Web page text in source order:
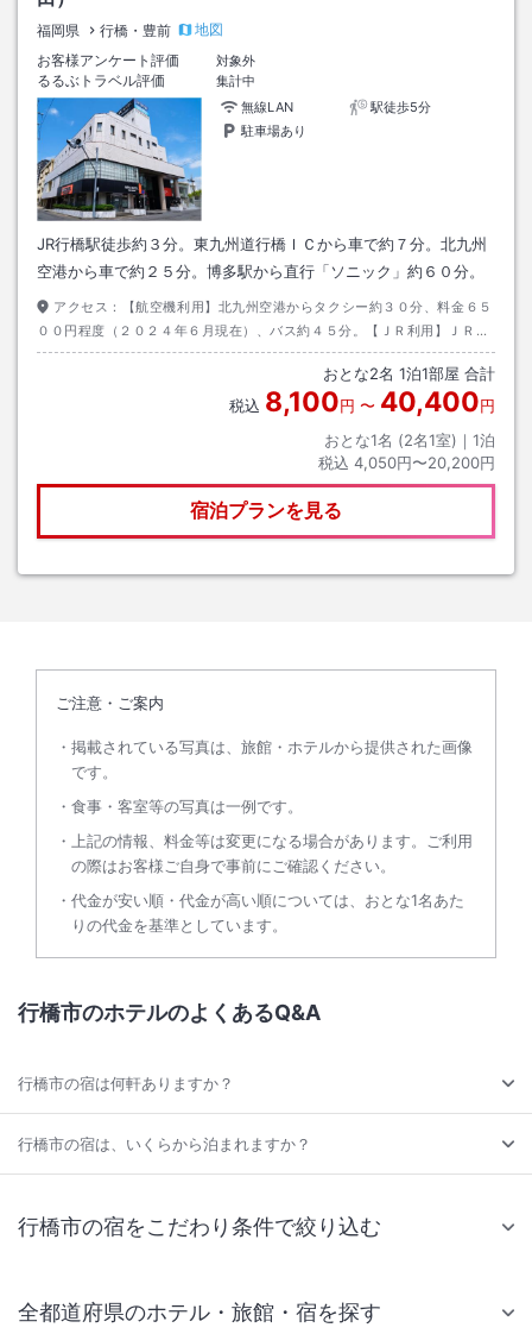
福岡県 行橋・豊前
地図
お客様アンケート評価
対象外
るるぶトラベル評価
集計中
無線LAN
駅徒歩5分
駐車場あり
JR行橋駅徒歩約３分。東九州道行橋ＩＣから車で約７分。北九州
空港から車で約２５分。博多駅から直行「ソニック」約６０分。
アクセス：
【航空機利用】北九州空港からタクシー約３０分、料金６５
００円程度（２０２４年６月現在）、バス約４５分。【ＪＲ利用】ＪＲ日
豊本線「行橋駅」下車、徒歩約３分。
おとな2名 1泊1部屋 合計
税込 8,100円 〜 40,400円
おとな1名 (2名1室)｜ 1泊
税込 4,050円〜20,200円
宿泊プランを見る
ご注意・ご案内
掲載されている写真は、旅館・ホテルから提供された画像
です。
食事・客室等の写真は一例です。
上記の情報、料金等は変更になる場合があります。ご利用
の際はお客様ご自身で事前にご確認ください。
代金が安い順・代金が高い順については、おとな1名あた
りの代金を基準としています。
行橋市のホテルのよくあるQ&A
行橋市の宿は何軒ありますか？
行橋市の宿は、いくらから泊まれますか？
行橋市の宿をこだわり条件で絞り込む
全都道府県のホテル・旅館・宿を探す